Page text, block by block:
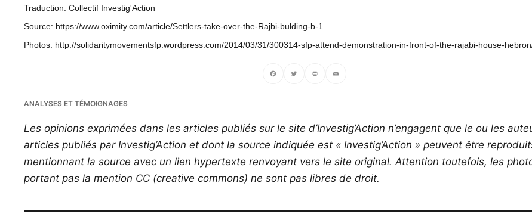
Traduction: Collectif Investig'Action
Source: https://www.oximity.com/article/Settlers-take-over-the-Rajbi-bulding-b-1
Photos: http://solidaritymovementsfp.wordpress.com/2014/03/31/300314-sfp-attend-demonstration-in-front-of-the-rajabi-house-
ANALYSES ET TÉMOIGNAGES
Les opinions exprimées dans les articles publiés sur le site d’Investig’Action n’engagent que le ou les
articles publiés par Investig’Action et dont la source indiquée est « Investig’Action » peuvent être
mentionnant la source avec un lien hypertexte renvoyant vers le site original. Attention toutefois, les
portant pas la mention CC (creative commons) ne sont pas libres de droit.